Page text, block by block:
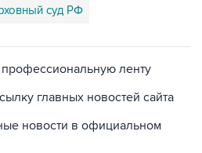
главных новостей сайта
новости в официальном